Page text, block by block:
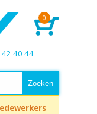
0
40 44